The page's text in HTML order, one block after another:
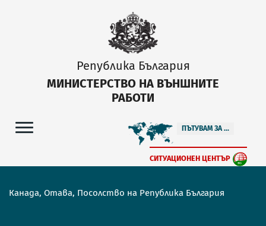
Република България
МИНИСТЕРСТВО НА ВЪНШНИТЕ
РАБОТИ
ПЪТУВАМ ЗА ...
СИТУАЦИОНЕН ЦЕНТЪР
Канада, Отава, Посолство на Република България